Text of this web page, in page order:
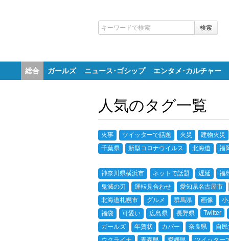
総合 ガールズ ニュース･ゴシップ エンタメ･カルチャー
人気のタグ一覧
火事 ツイッターで話題 火災 建物火災
千葉県
新型コロナウイルス 北海道 福
神奈川県横浜市
ネットで話題 遅延 福
鬼滅の刃
運転見合わせ 愛知県名古屋市
北海道札幌市
グルメ 群馬県 画像
福袋
可愛い 広島県 長野県 Twitter
ガールズ
年賀状 カバー 奈良県 自